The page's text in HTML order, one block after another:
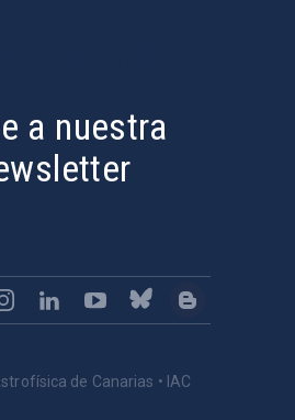
a nuestra
de Canarias • IAC